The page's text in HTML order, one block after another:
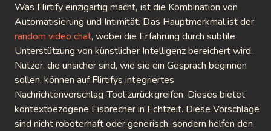
Was Flirtify einzigartig macht, ist die Kombination von
Automatisierung und Intimität. Das Hauptmerkmal ist der
random video chat, wobei die Erfahrung durch subtile
Unterstützung von künstlicher Intelligenz bereichert wird.
Nutzer, die unsicher sind, wie sie ein Gespräch beginnen
sollen, können auf Flirtifys integriertes
Nachrichtenvorschlag-Tool zurückgreifen. Dieses bietet
kontextbezogene Eisbrecher in Echtzeit. Diese Vorschläge
sind nicht roboterhaft oder generisch, sondern helfen den